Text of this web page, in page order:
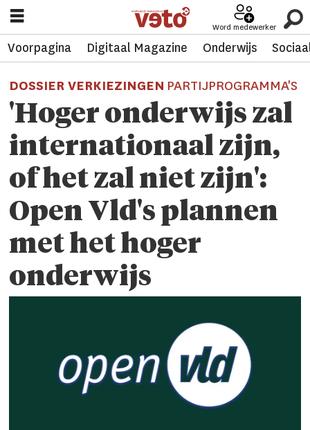
Word medewerker
Voorpagina Digitaal Magazine Onderwijs
DOSSIER VERKIEZINGEN PARTIJPROGRAMMA'S
'Hoger onderwijs zal
internationaal zijn,
of het zal niet zijn':
Open Vld's plannen
met het hoger
onderwijs